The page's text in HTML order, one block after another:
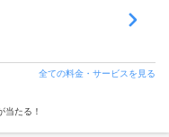
全ての料金・サービスを見る
たる！